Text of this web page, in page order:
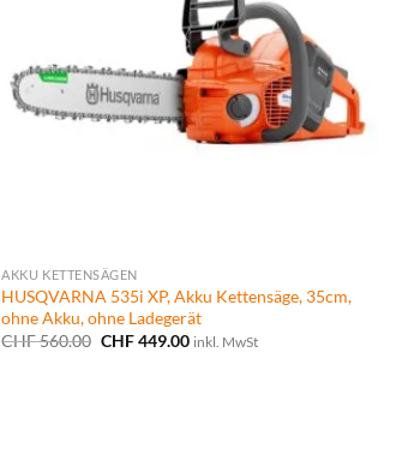
AKKU KETTENSÄGEN
HUSQVARNA 535i XP, Akku Kettensäge, 35cm,
ohne Akku, ohne Ladegerät
CHF560.00 Ursprünglicher
CHF449.00Aktueller
inkl. MwSt